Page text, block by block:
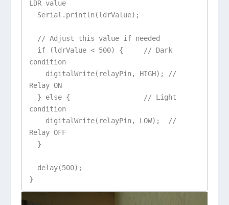
LDR value
condition
Relay ON
condition
Relay OFF